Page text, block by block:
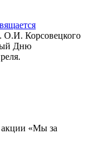
О.И. Корсовецкого
Дню